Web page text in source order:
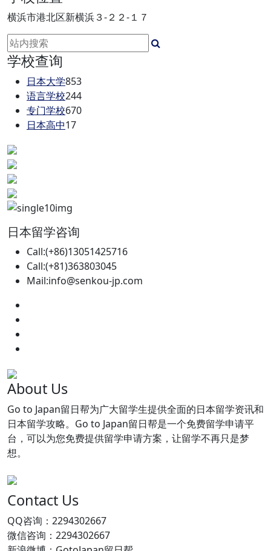
横浜市港北区新横浜３‐２２‐１７
学校查询
日本大学853
语言学校244
专门学校670
日本高中17
日本留学咨询
Call:(+86)13051425716
Call:(+81)363803045
Mail:info@senkou-jp.com
About Us
Go to Japan留日帮为广大留学生提供全面的日本留学资讯和
日本留学攻略。Go to Japan留日帮是一个免费留学申请平
台，可以为您免费提供留学申请方案，让留学不再只是梦
想。
Contact Us
QQ咨询：2294302667
微信咨询：2294302667